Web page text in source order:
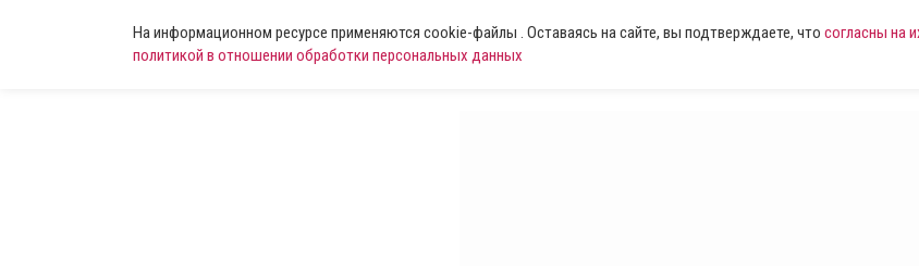
На информационном ресурсе применяются cookie-файлы . Оставаясь на сайте, вы подтверждаете, что согласны на
политикой в отношении обработки персональных данных